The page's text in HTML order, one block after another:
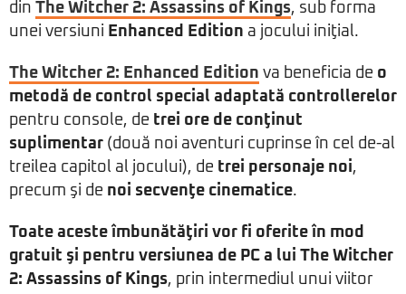
din The Witcher 2: Assassins of Kings, sub forma
unei versiuni Enhanced Edition a jocului iniţial.
The Witcher 2: Enhanced Edition va beneficia de o
metodă de control special adaptată controllerelor
pentru console, de trei ore de conţinut
suplimentar (două noi aventuri cuprinse în cel de-al
treilea capitol al jocului), de trei personaje noi,
precum şi de noi secvenţe cinematice.
Toate aceste îmbunătăţiri vor fi oferite în mod
gratuit şi pentru versiunea de PC a lui The Witcher
2: Assassins of Kings, prin intermediul unui viitor